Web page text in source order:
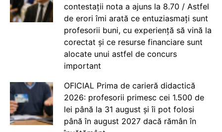
contestații nota a ajuns la 8.70 / Astfel
de erori îmi arată ce entuziasmați sunt
profesorii buni, cu experiență să vină la
corectat și ce resurse financiare sunt
alocate unui astfel de concurs
important
OFICIAL Prima de carieră didactică
2026: profesorii primesc cei 1.500 de
lei până la 31 august și îi pot folosi
până în august 2027 dacă rămân în